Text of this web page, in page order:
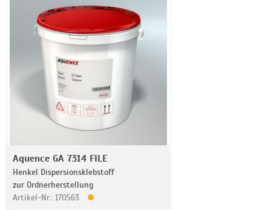
Aquence GA 7314 FILE
Henkel Dispersionsklebstoff
zur Ordnerherstellung
Artikel-Nr.: 170563